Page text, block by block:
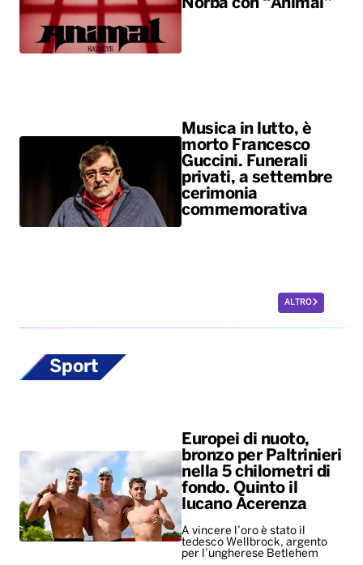
Norba con “Animal”
Musica in lutto, è
morto Francesco
Guccini. Funerali
privati, a settembre
cerimonia
commemorativa
ALTRO
Sport
Europei di nuoto,
bronzo per Paltrinieri
nella 5 chilometri di
fondo. Quinto il
lucano Acerenza
A vincere l’oro è stato il
tedesco Wellbrock, argento
per l’ungherese Betlehem